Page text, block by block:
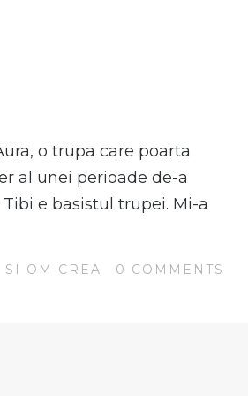
o trupa care poarta
al unei perioade de-a
e basistul trupei. Mi-a
SI OM CREA 0 COMMENTS